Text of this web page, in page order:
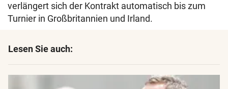
verlängert sich der Kontrakt automatisch bis zum
Turnier in Großbritannien und Irland.
Lesen Sie auch: